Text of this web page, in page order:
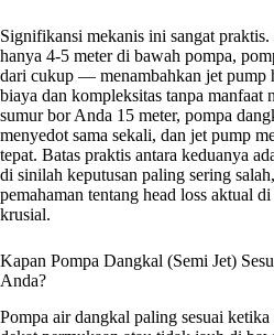
Signifikansi mekanis ini sangat
hanya 4-5 meter di bawah pompa,
dari cukup — menambahkan jet pump
biaya dan kompleksitas tanpa manfaat
sumur bor Anda 15 meter, pompa
menyedot sama sekali, dan jet pump
tepat. Batas praktis antara keduanya
di sinilah keputusan paling sering
pemahaman tentang head loss aktual
krusial.
Kapan Pompa Dangkal (Semi Jet)
Anda?
Pompa air dangkal paling sesuai ketika